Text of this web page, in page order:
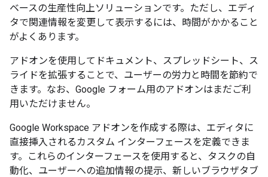
ベースの生産性向上ソリューションです。ただし、エディ
タで関連情報を変更して表示するには、時間がかかること
がよくあります。
アドオンを使用してドキュメント、スプレッドシート、ス
ライドを拡張することで、ユーザーの労力と時間を節約で
きます。なお、Google フォーム用のアドオンはまだご利
用いただけません。
Google Workspace アドオンを作成する際は、エディタに
直接挿入されるカスタム インターフェースを定義できま
す。これらのインターフェースを使用すると、タスクの自
動化、ユーザーへの追加情報の提示、新しいブラウザタブ